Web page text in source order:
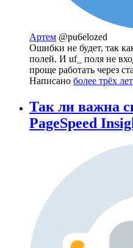
Артем @pu6elozed
Ошибки не будет, так
полей. И uf_ поля не
проще работать через
Написано более трёх
Так ли важна
PageSpeed